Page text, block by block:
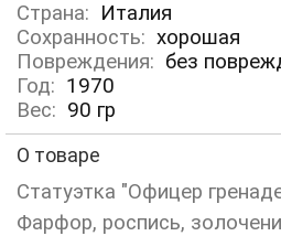
Страна: Италия
Сохранность: хорошая
Повреждения: без
Год: 1970
Вес: 90 гр
О товаре
Статуэтка "Офицер
Фарфор, роспись,